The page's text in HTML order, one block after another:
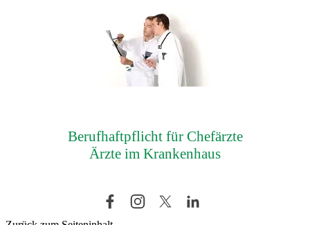
Berufhaftpflicht für Chefärzte
Ärzte im Krankenhaus